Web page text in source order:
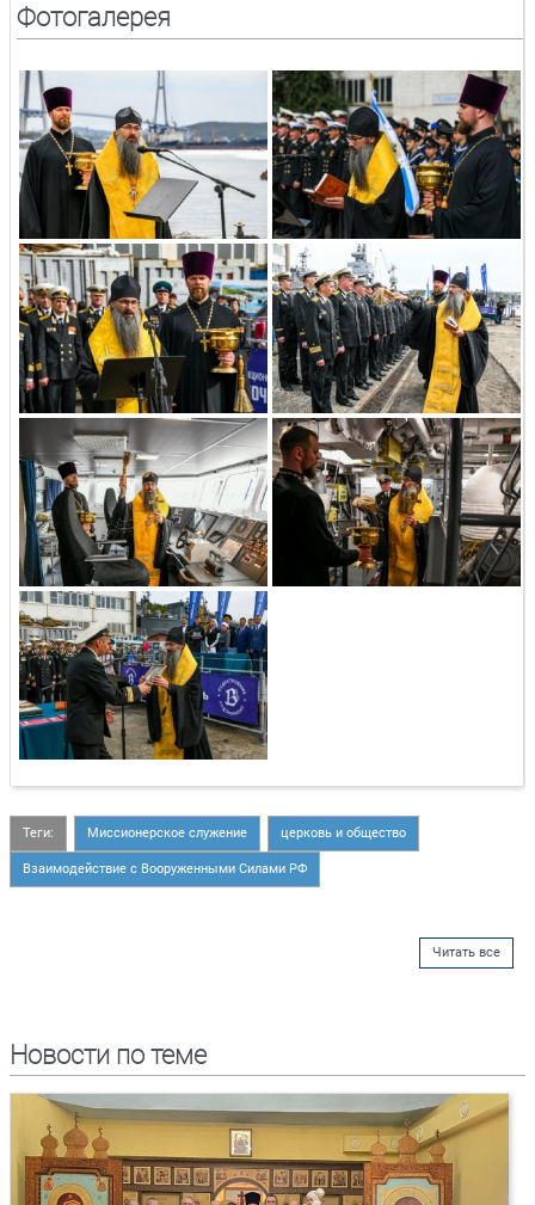
Фотогалерея
Теги: Миссионерское служение церковь и общество
Взаимодействие с Вооруженными Силами РФ
Читать все
Новости по теме